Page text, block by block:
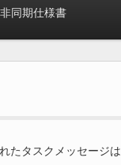
非同期仕様書
たタスクメッセージ